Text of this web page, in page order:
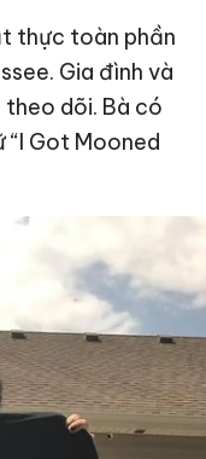
thực toàn phần
Gia đình và
dõi. Bà có
Got Mooned